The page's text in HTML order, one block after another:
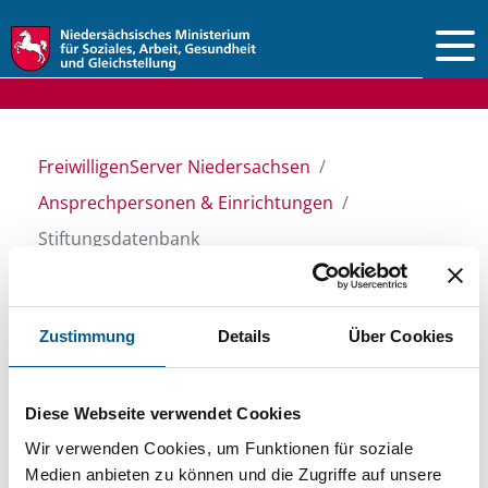
Zustimmung Details Über Cookies
Diese Webseite verwendet Cookies
Wir verwenden Cookies, um Funktionen für soziale
Medien anbieten zu können und die Zugriffe auf unsere
FreiwilligenServer Niedersachsen
Ansprechpersonen & Einrichtungen
Stiftungsdatenbank
Stiftungsdatenbank
Recherchieren Sie in unserer
Stiftungsdatenbank nach Themen, Kategorien,
Suchbegriffen und Orten. Bei der Suche bitte